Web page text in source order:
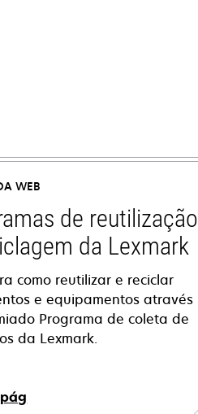
WEB
de reutilização
da Lexmark
como reutilizar e reciclar
e equipamentos através
Programa de coleta de
da Lexmark.